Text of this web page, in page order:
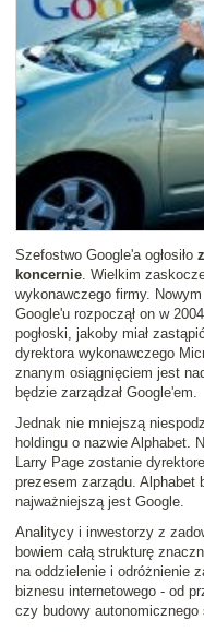
Szefostwo Google'a ogłosiło
koncernie. Wielkim
wykonawczego firmy.
Google'u rozpoczął on w
pogłoski, jakoby miał
dyrektora wykonawczego
znanym osiągnięciem jest
będzie zarządzał Google'em.
Jednak nie mniejszą
holdingu o nazwie Alphabet.
Larry Page zostanie
prezesem zarządu.
najważniejszą jest Google.
Analitycy i inwestorzy z
bowiem całą strukturę
na oddzielenie i odróżnienie
biznesu internetowego - od
czy budowy autonomicznego